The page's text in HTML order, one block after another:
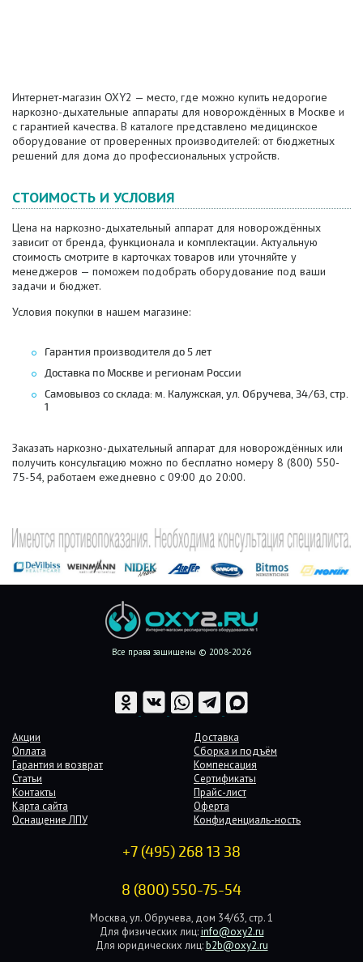
Интернет-магазин OXY2 — место, где можно купить недорогие
наркозно-дыхательные аппараты для новорождённых в Москве и
с гарантией качества. В каталоге представлено медицинское
оборудование от проверенных производителей: от бюджетных
решений для дома до профессиональных устройств.
СТОИМОСТЬ И УСЛОВИЯ
Цена на наркозно-дыхательный аппарат для новорождённых
зависит от бренда, функционала и комплектации. Актуальную
стоимость смотрите в карточках товаров или уточняйте у
менеджеров — поможем подобрать оборудование под ваши
задачи и бюджет.
Условия покупки в нашем магазине:
Гарантия производителя до 5 лет
Доставка по Москве и регионам России
Самовывоз со склада: м. Калужская, ул. Обручева, 34/63, стр.
1
Заказать наркозно-дыхательный аппарат для новорождённых или
получить консультацию можно по бесплатно номеру 8 (800) 550-
75-54, работаем ежедневно с 09:00 до 20:00.
Все права защищены © 2008-2026
Акции
Доставка
Оплата
Сборка и подъём
Гарантия и возврат
Компенсация
Статьи
Сертификаты
Контакты
Прайс-лист
Карта сайта
Оферта
Оснащение ЛПУ
Конфиденциаль-ность
+7 (495) 268 13 38
8 (800) 550-75-54
Москва, ул. Обручева, дом 34/63, стр. 1
Для физических лиц: info@oxy2.ru
Для юридических лиц: b2b@oxy2.ru